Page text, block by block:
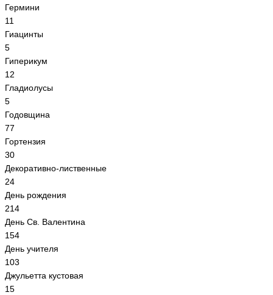
Гермини
11
Гиацинты
5
Гиперикум
12
Гладиолусы
5
Годовщина
77
Гортензия
30
Декоративно-лиственные
24
День рождения
214
День Св. Валентина
154
День учителя
103
Джульетта кустовая
15